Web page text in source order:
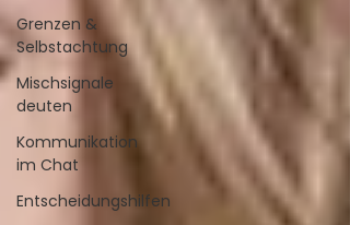
Grenzen &
Selbstachtung
Mischsignale
deuten
Kommunikation
im Chat
Entscheidungshilfen